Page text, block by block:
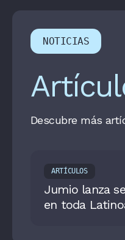
NOTICIAS
Descubre más
ARTÍCULOS
Jumio lanza
en toda